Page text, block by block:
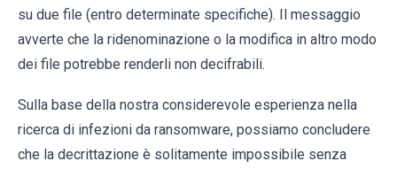
su due file (entro determinate specifiche). Il messaggio
avverte che la ridenominazione o la modifica in altro modo
dei file potrebbe renderli non decifrabili.
Sulla base della nostra considerevole esperienza nella
ricerca di infezioni da ransomware, possiamo concludere
che la decrittazione è solitamente impossibile senza